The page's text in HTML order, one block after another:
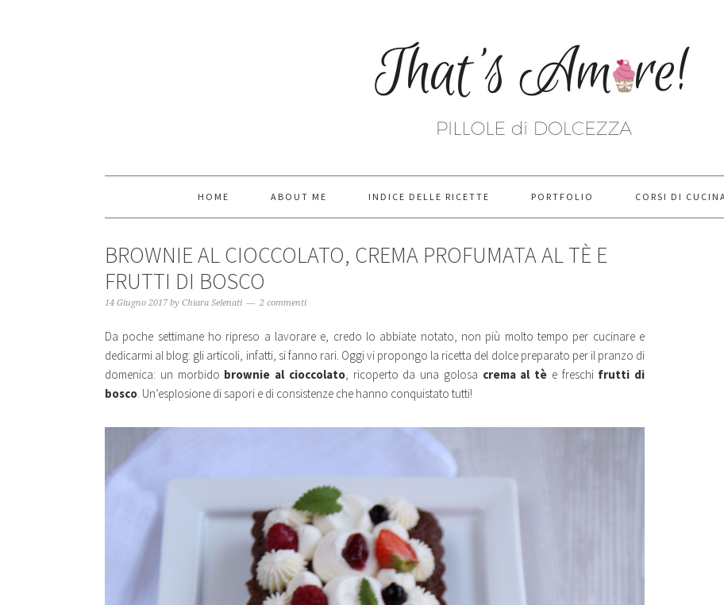
HOME ABOUT ME INDICE DELLE RICETTE PORTFOLIO CORSI DI
BROWNIE AL CIOCCOLATO, CREMA PROFUMATA AL TÈ E
FRUTTI DI BOSCO
14 Giugno 2017 by Chiara Selenati 2 commenti
Da poche settimane ho ripreso a lavorare e, credo lo abbiate notato, non più molto tempo per cucinare e
dedicarmi al blog: gli articoli, infatti, si fanno rari. Oggi vi propongo la ricetta del dolce preparato per il pranzo di
domenica: un morbido brownie al cioccolato, ricoperto da una golosa crema al tè e freschi frutti di
bosco. Un’esplosione di sapori e di consistenze che hanno conquistato tutti!